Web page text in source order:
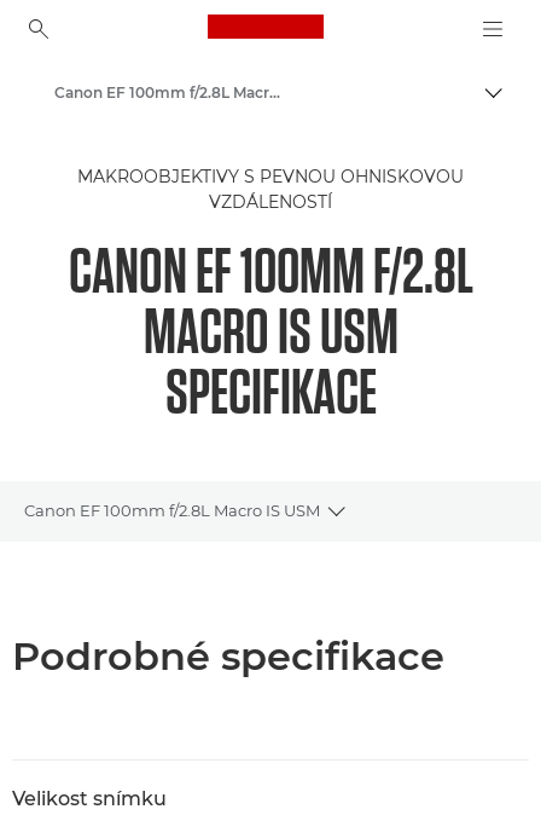
Canon Logo, back to
Objektivy Canon
Canon EF 100mm f/2.8L Macro IS USM - Lenses - Camera & Photo lenses
MAKROOBJEKTIVY S PEVNOU OHNISKOVOU
VZDÁLENOSTÍ
CANON EF 100MM F/2.8L
MACRO IS USM
SPECIFIKACE
Canon EF 100mm f/2.8L Macro IS USM
Toggle breadcrumbs
Podrobné specifikace
Velikost snímku